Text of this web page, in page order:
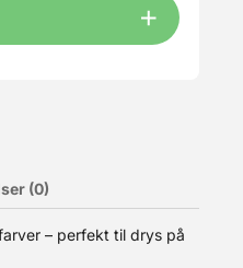
sætter grænser.
(0)
– perfekt til drys på